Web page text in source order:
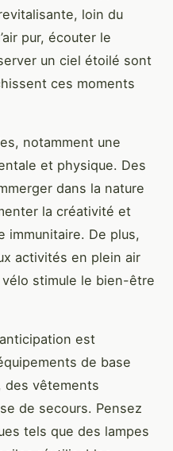
loin du
pur, écouter le
un ciel étoilé sont
ces moments
notamment une
et physique. Des
dans la nature
la créativité et
immunitaire. De plus,
activités en plein air
stimule le bien-être
est
de base
des vêtements
de secours. Pensez
tels que des lampes